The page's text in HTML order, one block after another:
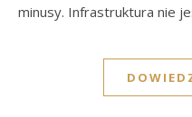
minusy. Infrastruktura nie